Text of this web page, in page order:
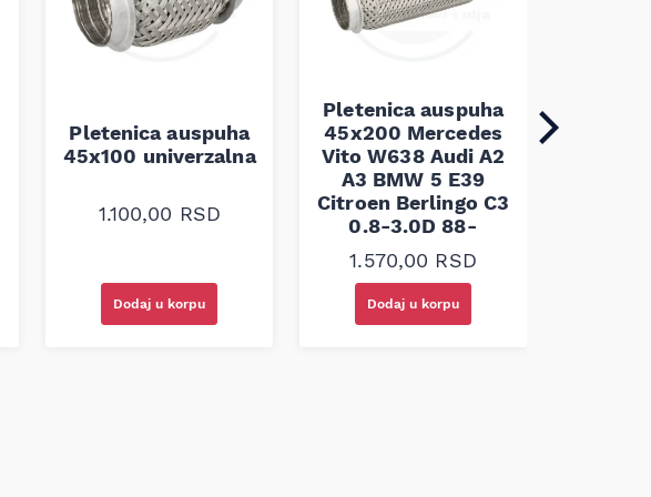
Pletenica auspuha
45x100 univerzalna
1.100,00 RSD
Dodaj u korpu
Pletenica auspuha
45x200 Mercedes
Vito W638 Audi A2
A3 BMW 5 E39
Citroen Berlingo C3
0.8-3.0D 88-
1.570,00 RSD
Dodaj u korpu